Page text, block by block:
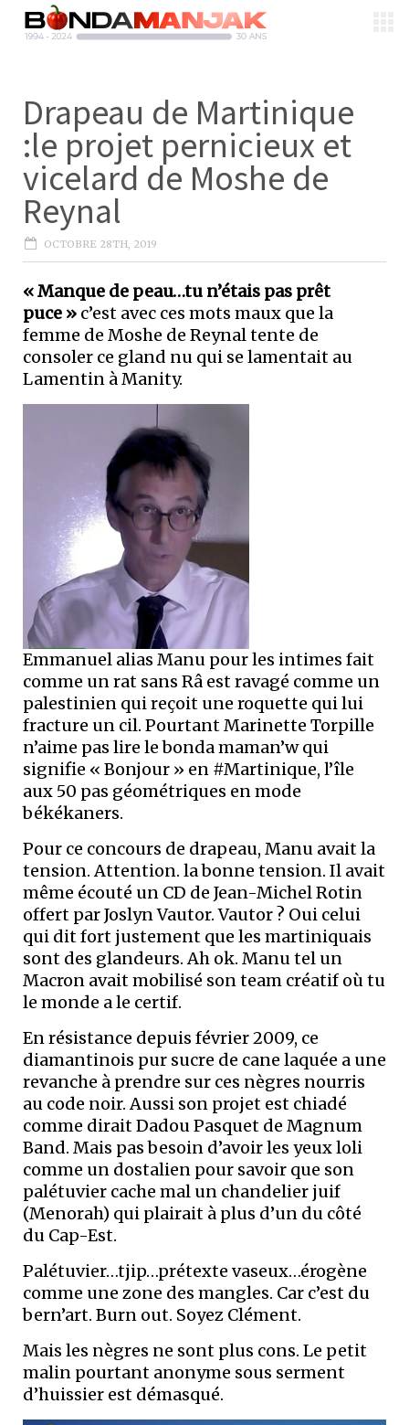
Drapeau de Martinique
:le projet pernicieux et
vicelard de Moshe de
Reynal
OCTOBRE 28TH, 2019
« Manque de peau…tu n’étais pas prêt
puce » c’est avec ces mots maux que la
femme de Moshe de Reynal tente de
consoler ce gland nu qui se lamentait au
Lamentin à Manity.
Emmanuel alias Manu pour les intimes fait
comme un rat sans Râ est ravagé comme un
palestinien qui reçoit une roquette qui lui
fracture un cil. Pourtant Marinette Torpille
n’aime pas lire le bonda maman’w qui
signifie « Bonjour » en #Martinique, l’île
aux 50 pas géométriques en mode
békékaners.
Pour ce concours de drapeau, Manu avait la
tension. Attention. la bonne tension. Il avait
même écouté un CD de Jean-Michel Rotin
offert par Joslyn Vautor. Vautor ? Oui celui
qui dit fort justement que les martiniquais
sont des glandeurs. Ah ok. Manu tel un
Macron avait mobilisé son team créatif où tu
le monde a le certif.
En résistance depuis février 2009, ce
diamantinois pur sucre de cane laquée a une
revanche à prendre sur ces nègres nourris
au code noir. Aussi son projet est chiadé
comme dirait Dadou Pasquet de Magnum
Band. Mais pas besoin d’avoir les yeux loli
comme un dostalien pour savoir que son
palétuvier cache mal un chandelier juif
(Menorah) qui plairait à plus d’un du côté
du Cap-Est.
Palétuvier…tjip…prétexte vaseux…érogène
comme une zone des mangles. Car c’est du
bern’art. Burn out. Soyez Clément.
Mais les nègres ne sont plus cons. Le petit
malin pourtant anonyme sous serment
d’huissier est démasqué.